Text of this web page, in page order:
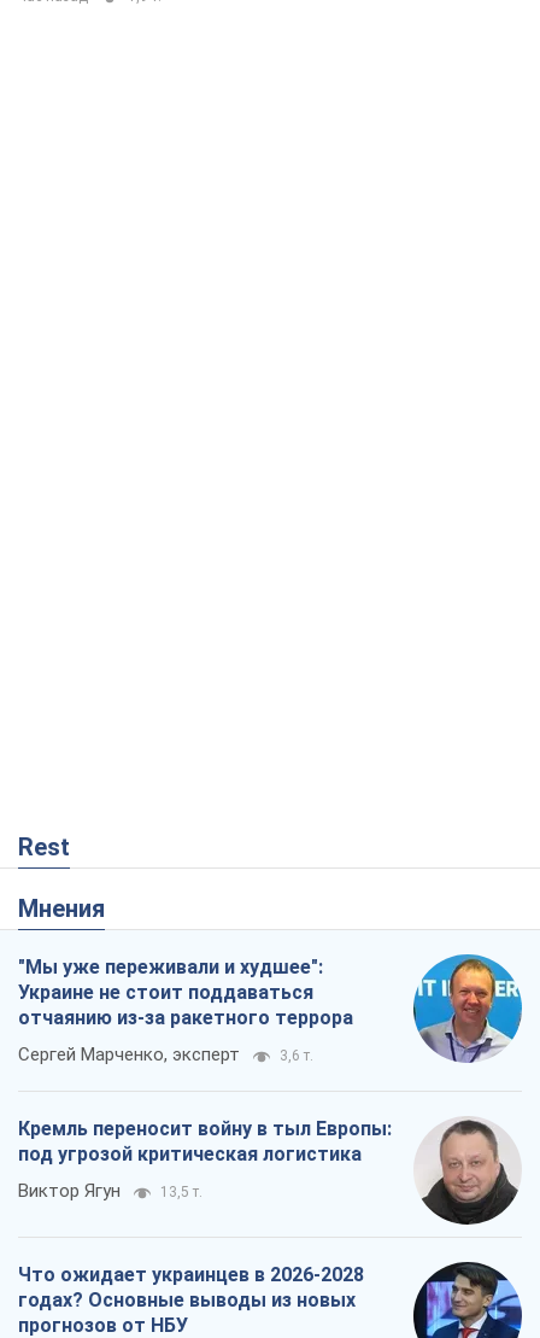
Rest
Мнения
"Мы уже переживали и худшее":
Украине не стоит поддаваться
отчаянию из-за ракетного террора
Сергей Марченко, эксперт 3,6 т.
Кремль переносит войну в тыл Европы:
под угрозой критическая логистика
Виктор Ягун 13,5 т.
Что ожидает украинцев в 2026-2028
годах? Основные выводы из новых
прогнозов от НБУ